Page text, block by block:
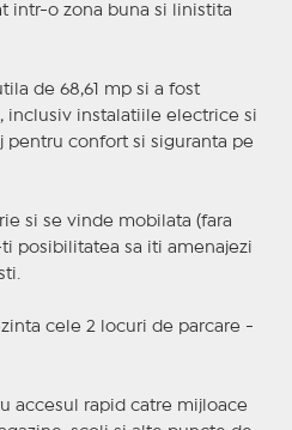
intr-o zona buna si linistita
de 68,61 mp si a fost
inclusiv instalatiile electrice si
pentru confort si siguranta pe
si se vinde mobilata (fara
posibilitatea sa iti amenajezi
cele 2 locuri de parcare -
accesul rapid catre mijloace